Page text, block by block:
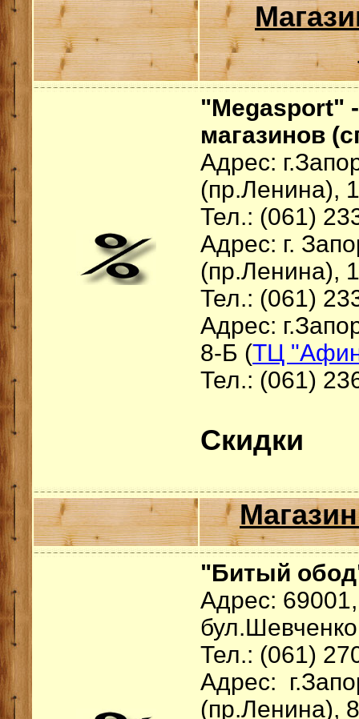
"Megasport"
магазинов
Адрес:
(пр.Ленина),
Тел.: (061)
Адрес: г.
(пр.Ленина),
Тел.: (061)
Адрес:
8-Б (ТЦ
Тел.: (061)
Скидки
"Битый
Адрес:
Тел.: (061)
Адрес:
(пр.Ленина),